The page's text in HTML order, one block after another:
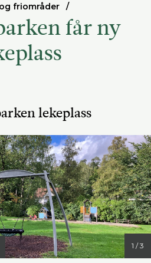
friområder
får ny
lekeplass
1 / 3